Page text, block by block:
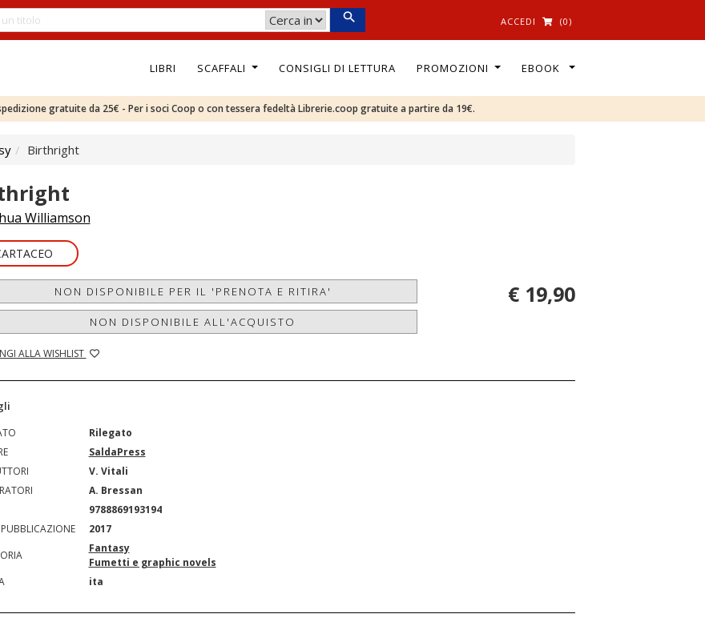
ACCEDI (0)
LIBRI SCAFFALI CONSIGLI DI LETTURA PROMOZIONI EBOOK
gratuite da 25€ - Per i soci Coop o con tessera fedeltà Librerie.coop gratuite a partire da 19€.
Birthright
Williamson
NON DISPONIBILE PER IL 'PRENOTA E RITIRA'
NON DISPONIBILE ALL'ACQUISTO
ALLA WISHLIST
€ 19,90
Rilegato
SaldaPress
V. Vitali
A. Bressan
9788869193194
2017
Fantasy
Fumetti e graphic novels
ita